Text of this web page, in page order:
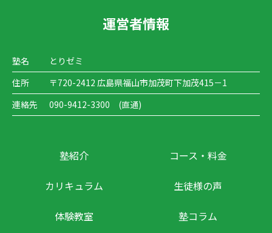
運営者情報
塾名
とりゼミ
住所
〒720-2412 広島県福山市加茂町下加茂415－1
連絡先
090-9412-3300 (直通)
塾紹介 コース・料金
カリキュラム 生徒様の声
体験教室 塾コラム